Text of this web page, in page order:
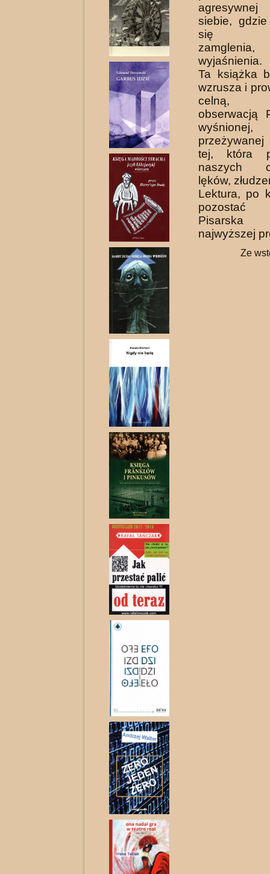
siebie,
się
wyjaśnienia.
Ta książka
wzrusza i
celną,
obserwacją
tej, która
naszych
lęków,
Lektura, po
pozostać
najwyższej
Ze